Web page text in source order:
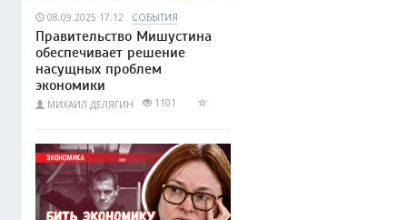
08.09.2025 17:12 СОБЫТИЯ
Правительство Мишустина
обеспечивает решение
насущных проблем
экономики
МИХАИЛ ДЕЛЯГИН 1101